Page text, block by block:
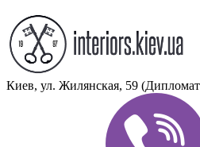
Киев, ул. Жилянская, 59